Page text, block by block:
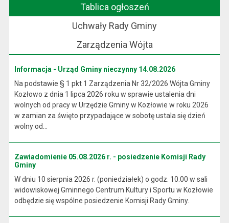
Tablica ogłoszeń
Uchwały Rady Gminy
Zarządzenia Wójta
Informacja - Urząd Gminy nieczynny 14.08.2026
Na podstawie § 1 pkt 1 Zarządzenia Nr 32/2026 Wójta Gminy
Kozłowo z dnia 1 lipca 2026 roku w sprawie ustalenia dni
wolnych od pracy w Urzędzie Gminy w Kozłowie w roku 2026
w zamian za święto przypadające w sobotę ustala się dzień
wolny od...
Zawiadomienie 05.08.2026 r. - posiedzenie Komisji Rady
Gminy
W dniu 10 sierpnia 2026 r. (poniedziałek) o godz. 10.00 w sali
widowiskowej Gminnego Centrum Kultury i Sportu w Kozłowie
odbędzie się wspólne posiedzenie Komisji Rady Gminy.